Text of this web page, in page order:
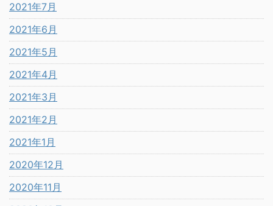
2021年7月
2021年6月
2021年5月
2021年4月
2021年3月
2021年2月
2021年1月
2020年12月
2020年11月